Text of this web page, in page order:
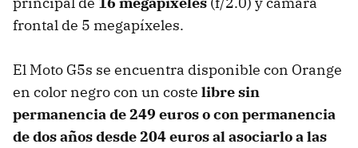
frontal de 5 megapíxeles.
El Moto G5s se encuentra disponible con Orange
en color negro con un coste libre sin
permanencia de 249 euros o con permanencia
de dos años desde 204 euros al asociarlo a las